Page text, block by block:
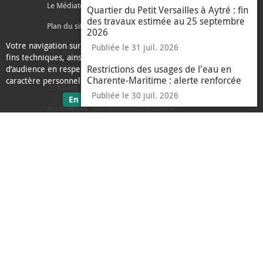
Votre navigation sur ce site nécessite l’usage de cookies pour des
fins techniques, ainsi que des cookies anonymisés de mesure
d’audience en respect de la législation relative aux données à
caractère personnel.
En savoir plussur les données personnelles
J'ai compris
le message
Quartier du Petit Versailles à Aytré : fin
des travaux estimée au 25 septembre
2026
Publiée le 31 juil. 2026
Restrictions des usages de l'eau en
Charente-Maritime : alerte renforcée
Publiée le 30 juil. 2026
Le Médiateur de l'Agglo
Plan du site
Contacter l'agglo
Mentions légales
Accessibilité : partiellement conforme